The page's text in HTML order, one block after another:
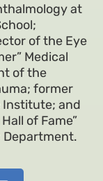
at
of the Eye
Medical
of the
former
Institute; and
of Fame”
Department.